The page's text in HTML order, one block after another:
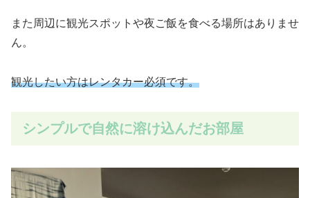
また周辺に観光スポットや夜ご飯を食べる場所はありませ
ん。
観光したい方はレンタカー必須です。
シンプルで自然に溶け込んだお部屋